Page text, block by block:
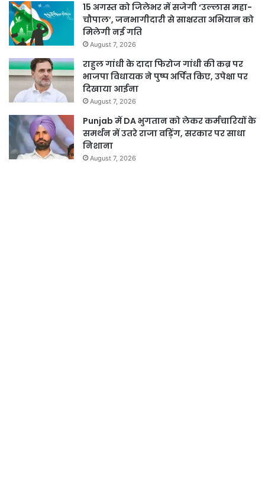
15 अगस्त को जिलेभर में सजेगी ‘उल्लास महा-
चौपाल’, जनभागीदारी से साक्षरता अभियान को
मिलेगी नई गति
August 7, 2026
राहुल गांधी के दादा फिरोज गांधी की कब्र पर
भाजपा विधायक ने पुष्प अर्पित किए, उपेक्षा पर
दिखाया आईना
August 7, 2026
Punjab में DA भुगतान को लेकर कर्मचारियों के
समर्थन में उतरे राजा वड़िंग, सरकार पर साधा
निशाना
August 7, 2026